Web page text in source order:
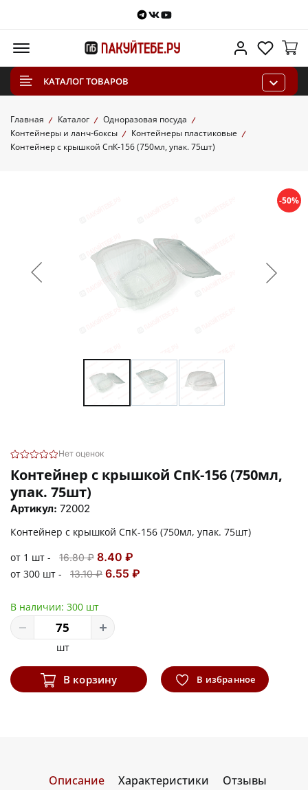
Telegram
VKontakte
Youtube
Личный
КАТАЛОГ ТОВАРОВ
Главная Каталог
Одноразовая посуда
Контейнеры и ланч-боксы
Контейнеры пластиковые
Контейнер с крышкой СпК-156 (750мл, упак. 75шт)
-50%
Нет оценок
Контейнер с крышкой СпК-156 (750мл,
упак. 75шт)
Артикул: 72002
Контейнер с крышкой СпК-156 (750мл, упак. 75шт)
от 1 шт -
16.80 ₽ 8.40 ₽
от 300 шт - 13.10 ₽ 6.55 ₽
В наличии: 300 шт
шт
В корзину В избранное
Описание Характеристики Отзывы